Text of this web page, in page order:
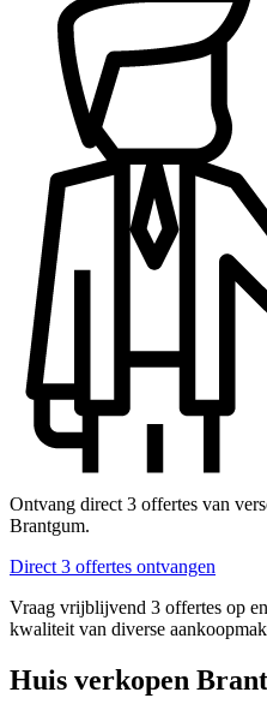
Ontvang direct 3 offertes van
Brantgum.
Direct 3 offertes ontvangen
Vraag vrijblijvend 3 offertes op
kwaliteit van diverse
Huis verkopen